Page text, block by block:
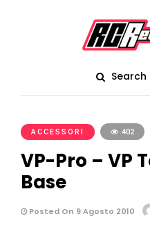
Search
ACCESSORI 402
VP-Pro – VP
Base
Posted On 9 Agosto 2010